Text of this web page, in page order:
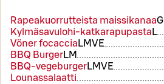
Rapeakuorrutteista maissikanaaG
Kylmäsavulohi-katkarapupasta L
Vöner focaccia LMVE
BBQ BurgerLM
BBQ-vegeburgerLMVE
Lounassalaatti